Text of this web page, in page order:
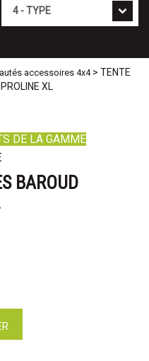
accessoires 4x4> TENTE
XL
DE LA GAMME
BAROUD